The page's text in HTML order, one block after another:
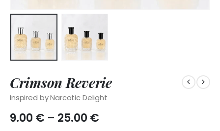
Crimson Reverie
Inspired by Narcotic Delight
9.00 € – 25.00 €